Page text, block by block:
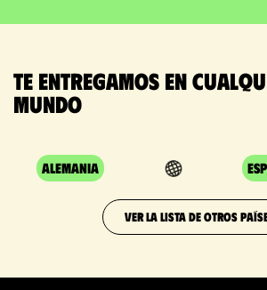
Te entregamos en
mundo
Alemania
VER LA LISTA DE OTROS